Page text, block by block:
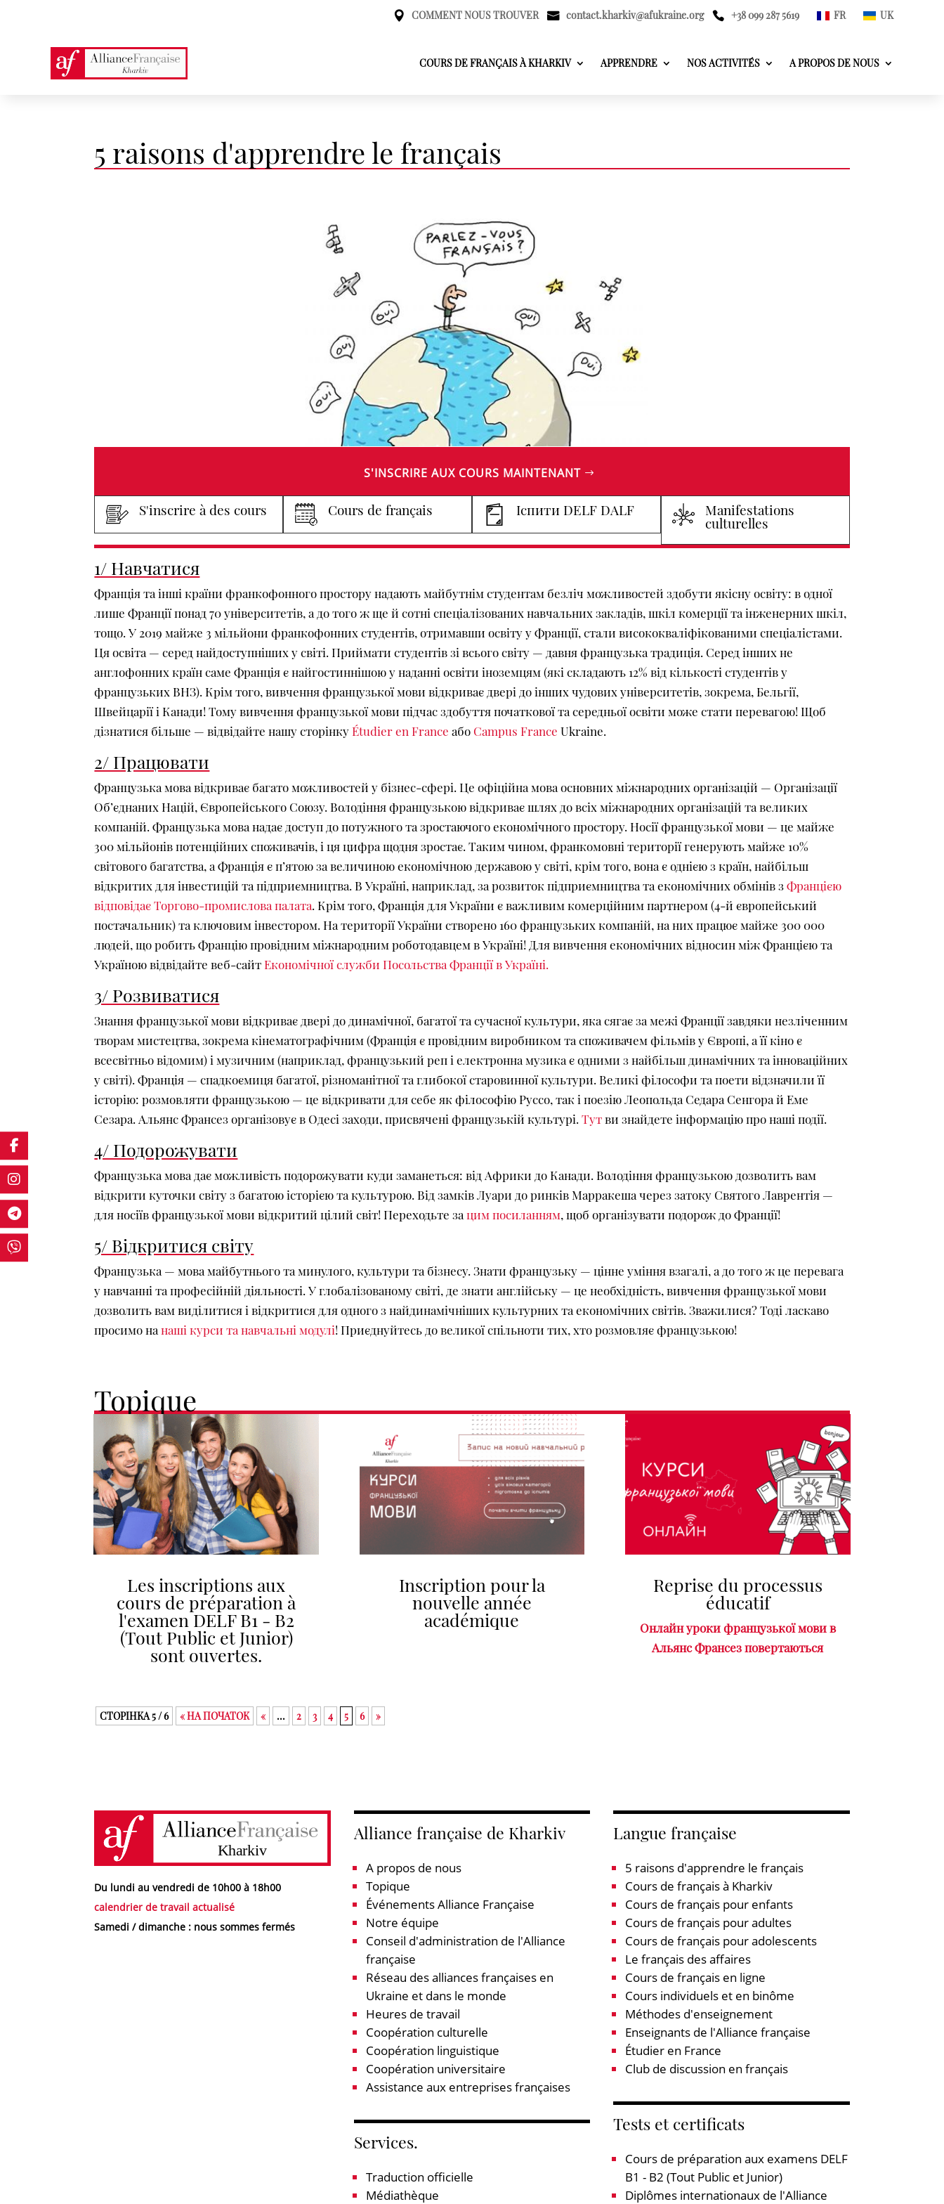
COMMENT NOUS TROUVER contact.kharkiv@afukraine.org +38 099 287 5619 FR UK
COURS DE FRANÇAIS À KHARKIV APPRENDRE NOS ACTIVITÉS A PROPOS DE NOUS
5 raisons d'apprendre le français
S'INSCRIRE AUX COURS MAINTENANT
S'inscrire à des cours Cours de français Іспити DELF DALF Manifestations
culturelles
1/ Навчатися
Франція та інші країни франкофонного простору надають майбутнім студентам безліч можливостей здобути якісну освіту: в одної
лише Франції понад 70 університетів, а до того ж ще й сотні спеціалізованих навчальних закладів, шкіл комерції та інженерних шкіл,
тощо. У 2019 майже 3 мільйони франкофонних студентів, отримавши освіту у Франції, стали висококваліфікованими спеціалістами.
Ця освіта — серед найдоступніших у світі. Приймати студентів зі всього світу — давня французька традиція. Серед інших не
англофонних країн саме Франція є найгостиннішою у наданні освіти іноземцям (які складають 12% від кількості студентів у
французьких ВНЗ). Крім того, вивчення французької мови відкриває двері до інших чудових університетів, зокрема, Бельгії,
Швейцарії і Канади! Тому вивчення французької мови підчас здобуття початкової та середньої освіти може стати перевагою! Щоб
дізнатися більше — відвідайте нашу сторінкуÉtudier en France або Campus France Ukraine.
2/ Працювати
Французька мова відкриває багато можливостей у бізнес-сфері. Це офіційна мова основних міжнародних організацій — Організації
Об’єднаних Націй, Європейського Союзу. Володіння французькою відкриває шлях до всіх міжнародних організацій та великих
компаній. Французька мова надає доступ до потужного та зростаючого економічного простору. Носії французької мови — це майже
300 мільйонів потенційних споживачів, і ця цифра щодня зростає. Таким чином, франкомовні території генерують майже 10%
світового багатства, а Франція є п’ятою за величиною економічною державою у світі, крім того, вона є однією з країн, найбільш
відкритих для інвестицій та підприємництва. В Україні, наприклад, за розвиток підприємництва та економічних обмінів зФранцією
відповідає Торгово-промислова палата. Крім того, Франція для України є важливим комерційним партнером (4-й європейський
постачальник) та ключовим інвестором. На території України створено 160 французьких компаній, на них працює майже 300 000
людей, що робить Францію провідним міжнародним роботодавцем в Україні! Для вивчення економічних відносин між Францією та
Україною відвідайте веб-сайтЕкономічної служби Посольства Франції в Україні.
3/ Розвиватися
Знання французької мови відкриває двері до динамічної, багатої та сучасної культури, яка сягає за межі Франції завдяки незліченним
творам мистецтва, зокрема кінематографічним (Франція є провідним виробником та споживачем фільмів у Європі, а її кіно є
всесвітньо відомим) і музичним (наприклад, французький реп і електронна музика є одними з найбільш динамічних та інноваційних
у світі). Франція — спадкоємиця багатої, різноманітної та глибокої старовинної культури. Великі філософи та поети відзначили її
історію: розмовляти французькою — це відкривати для себе як філософію Руссо, так і поезію Леопольда Седара Сенгора й Еме
Сезара. Альянс Франсез організовує в Одесі заходи, присвячені французькій культурі.Тутви знайдете інформацію про наші події.
4/ Подорожувати
Французька мова дає можливість подорожувати куди заманеться: від Африки до Канади. Володіння французькою дозволить вам
відкрити куточки світу з багатою історією та культурою. Від замків Луари до ринків Марракеша через затоку Святого Лаврентія —
для носіїв французької мови відкритий цілий світ! Переходьте зацим посиланням, щоб організувати подорож до Франції!
5/ Відкритися світу
Французька — мова майбутнього та минулого, культури та бізнесу. Знати французьку — цінне уміння взагалі, а до того ж це перевага
у навчанні та професійній діяльності. У глобалізованому світі, де знати англійську — це необхідність, вивчення французької мови
дозволить вам виділитися і відкритися для одного з найдинамічніших культурних та економічних світів. Зважилися? Тоді ласкаво
просимо нанаші курси та навчальні модулі! Приєднуйтесь до великої спільноти тих, хто розмовляє французькою!
Topique
Les inscriptions aux
cours de préparation à
l'examen DELF B1 - B2
(Tout Public et Junior)
sont ouvertes.
Inscription pour la
nouvelle année
académique
Reprise du processus
éducatif
Онлайн уроки французької мови в
Альянс Франсез повертаються
СТОРІНКА 5 / 6 « НА ПОЧАТОК « ... 2 3 4 5 6 »
Du lundi au vendredi de 10h00 à 18h00
calendrier de travail actualisé
Samedi / dimanche : nous sommes fermés
Alliance française de Kharkiv
A propos de nous
Topique
Événements Alliance Française
Notre équipe
Conseil d'administration de l'Alliance
française
Réseau des alliances françaises en
Ukraine et dans le monde
Heures de travail
Coopération culturelle
Coopération linguistique
Coopération universitaire
Assistance aux entreprises françaises
Services.
Traduction officielle
Médiathèque
Langue française
5 raisons d'apprendre le français
Cours de français à Kharkiv
Cours de français pour enfants
Cours de français pour adultes
Cours de français pour adolescents
Le français des affaires
Cours de français en ligne
Cours individuels et en binôme
Méthodes d'enseignement
Enseignants de l'Alliance française
Étudier en France
Club de discussion en français
Tests et certificats
Cours de préparation aux examens DELF
B1 - B2 (Tout Public et Junior)
Diplômes internationaux de l'Alliance